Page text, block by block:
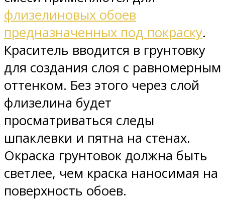
флизелиновых обоев
предназначенных под покраску.
Краситель вводится в грунтовку
для создания слоя с равномерным
оттенком. Без этого через слой
флизелина будет
просматриваться следы
шпаклевки и пятна на стенах.
Окраска грунтовок должна быть
светлее, чем краска наносимая на
поверхность обоев.